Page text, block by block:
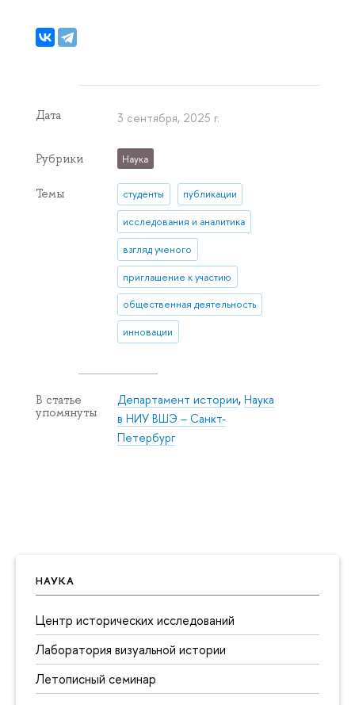
НАУКА
Центр исторических исследований
Лаборатория визуальной истории
Летописный семинар
Дата 3 сентября, 2025 г.
Рубрики Наука
Темы студенты публикации
исследования и аналитика
взгляд ученого
приглашение к участию
общественная деятельность
инновации
В статье
упомянуты
Департамент истории,Наука
в НИУ ВШЭ – Санкт-
Петербург